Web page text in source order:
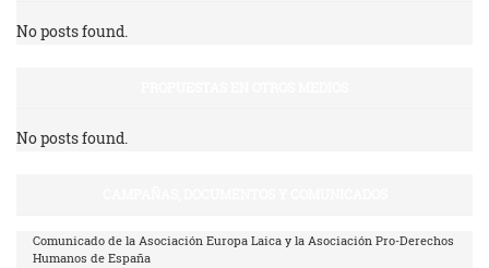
No posts found.
No posts found.
Comunicado de la Asociación Europa Laica y la Asociación Pro-Derechos
Humanos de España